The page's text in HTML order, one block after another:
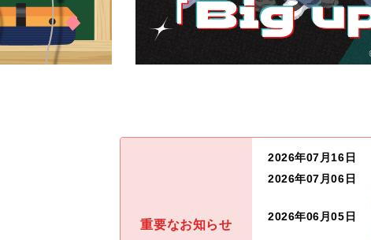
重要なお知らせ
2026年07月16日
2026年07月06日
2026年06月05日